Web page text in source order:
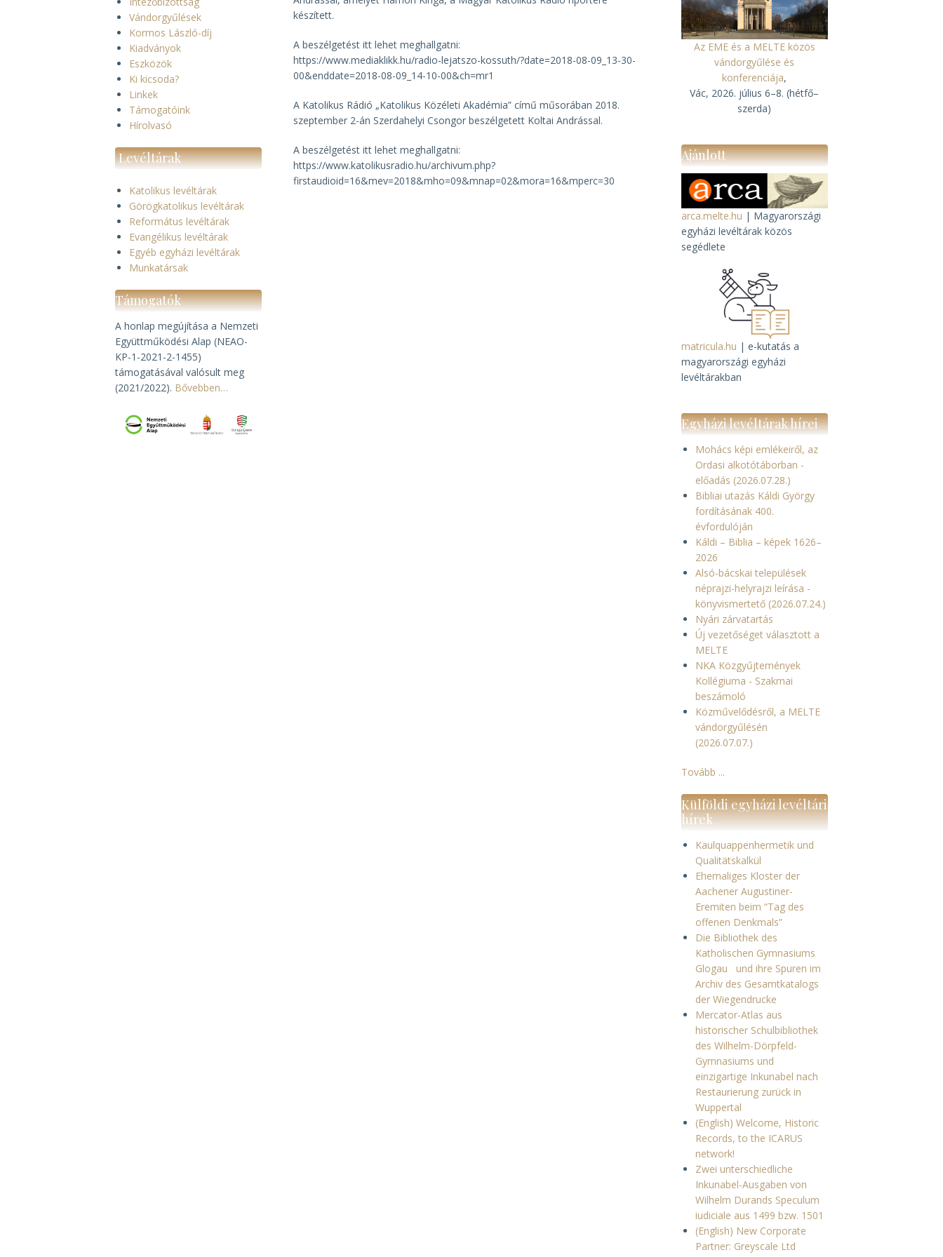
Vándorgyűlések
Kormos László-díj
Kiadványok
Eszközök
Ki kicsoda?
Linkek
Támogatóink
Hírolvasó
Levéltárak
Katolikus levéltárak
Görögkatolikus levéltárak
Református levéltárak
Evangélikus levéltárak
Egyéb egyházi levéltárak
Munkatársak
Támogatók
A honlap megújítása a Nemzeti
Együttműködési Alap (NEAO-
KP-1-2021-2-1455)
támogatásával valósult meg
(2021/2022). Bővebben…
készített.
A beszélgetést itt lehet meghallgatni:
https://www.mediaklikk.hu/radio-lejatszo-kossuth/?date=2018-08-09_13-30-
00&enddate=2018-08-09_14-10-00&ch=mr1
A Katolikus Rádió „Katolikus Közéleti Akadémia” című műsorában 2018.
szeptember 2-án Szerdahelyi Csongor beszélgetett Koltai Andrással.
A beszélgetést itt lehet meghallgatni:
https://www.katolikusradio.hu/archivum.php?
firstaudioid=16&mev=2018&mho=09&mnap=02&mora=16&mperc=30
Az EME és a MELTE közös
vándorgyűlése és
konferenciája,
Vác, 2026. július 6–8. (hétfő–
szerda)
Ajánlott
arca.melte.hu | Magyarországi
egyházi levéltárak közös
segédlete
matricula.hu | e-kutatás a
magyarországi egyházi
levéltárakban
Egyházi levéltárak hírei
Mohács képi emlékeiről, az
Ordasi alkotótáborban -
előadás (2026.07.28.)
Bibliai utazás Káldi György
fordításának 400.
évfordulóján
Káldi – Biblia – képek 1626–
2026
Alsó-bácskai települések
néprajzi-helyrajzi leírása -
könyvismertető (2026.07.24.)
Nyári zárvatartás
Új vezetőséget választott a
MELTE
NKA Közgyűjtemények
Kollégiuma - Szakmai
beszámoló
Közművelődésről, a MELTE
vándorgyűlésén
(2026.07.07.)
Tovább ...
Külföldi egyházi levéltári
hírek
Kaulquappenhermetik und
Qualitätskalkül
Ehemaliges Kloster der
Aachener Augustiner-
Eremiten beim “Tag des
offenen Denkmals”
Die Bibliothek des
Katholischen Gymnasiums
Glogau und ihre Spuren im
Archiv des Gesamtkatalogs
der Wiegendrucke
Mercator-Atlas aus
historischer Schulbibliothek
des Wilhelm-Dörpfeld-
Gymnasiums und
einzigartige Inkunabel nach
Restaurierung zurück in
Wuppertal
(English) Welcome, Historic
Records, to the ICARUS
network!
Zwei unterschiedliche
Inkunabel-Ausgaben von
Wilhelm Durands Speculum
iudiciale aus 1499 bzw. 1501
(English) New Corporate
Partner: Greyscale Ltd